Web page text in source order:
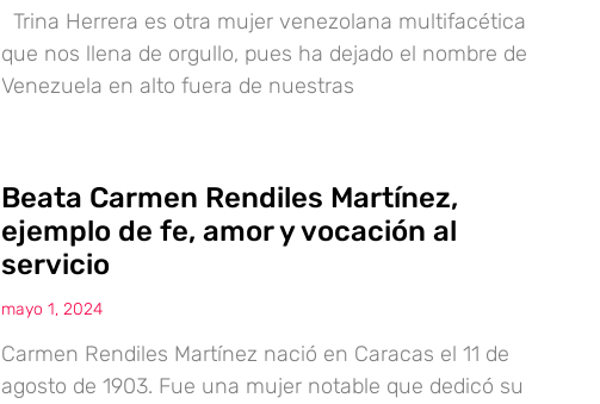
Trina Herrera es otra mujer venezolana multifacética
que nos llena de orgullo, pues ha dejado el nombre de
Venezuela en alto fuera de nuestras
Beata Carmen Rendiles Martínez,
ejemplo de fe, amor y vocación al
servicio
mayo 1, 2024
Carmen Rendiles Martínez nació en Caracas el 11 de
agosto de 1903. Fue una mujer notable que dedicó su